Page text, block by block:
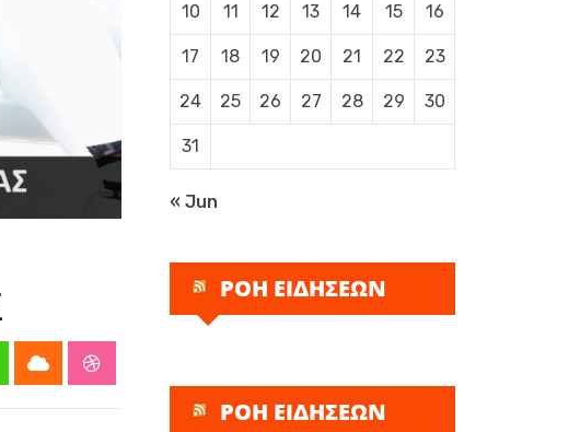
Cloud StumbleUpon
10 11 12 13 14 15 16
17 18 19 20 21 22 23
24 25 26 27 28 29 30
31
« Jun
ΡΟΗ ΕΙΔΗΣΕΩΝ
ΡΟΗ ΕΙΔΗΣΕΩΝ